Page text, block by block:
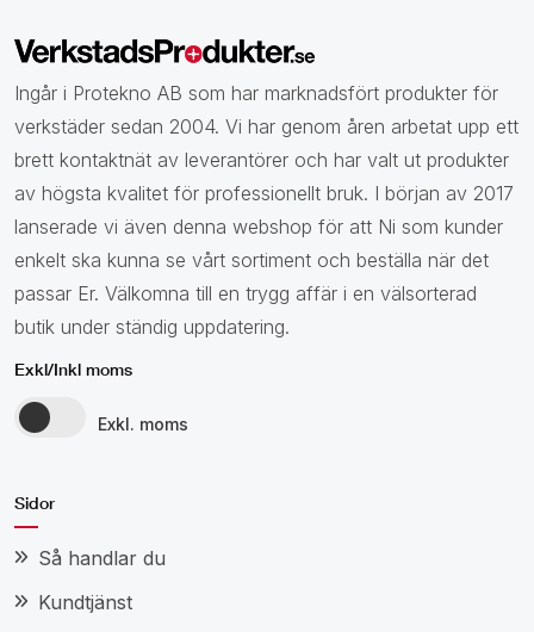
Ingår i Protekno AB som har marknadsfört produkter för
verkstäder sedan 2004. Vi har genom åren arbetat upp ett
brett kontaktnät av leverantörer och har valt ut produkter
av högsta kvalitet för professionellt bruk. I början av 2017
lanserade vi även denna webshop för att Ni som kunder
enkelt ska kunna se vårt sortiment och beställa när det
passar Er. Välkomna till en trygg affär i en välsorterad
butik under ständig uppdatering.
Exkl/Inkl moms
Exkl. moms
Sidor
Så handlar du
Kundtjänst